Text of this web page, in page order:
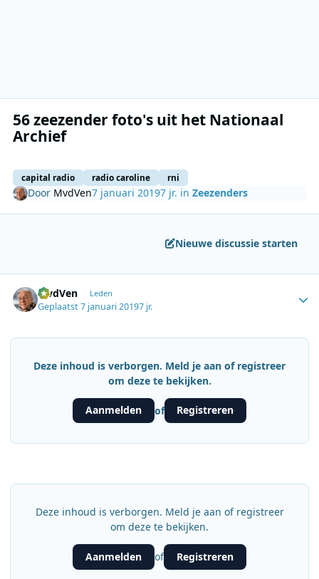
56 zeezender foto's uit het Nationaal
Archief
capital radio radio caroline rni
Door MvdVen7 januari 20197 jr. inZeezenders
Nieuwe discussie starten
MvdVen Leden
Geplaatst7 januari 20197 jr.
Deze inhoud is verborgen. Meld je aan of registreer
om deze te bekijken.
Aanmelden of Registreren
Deze inhoud is verborgen. Meld je aan of registreer
om deze te bekijken.
Aanmelden of Registreren